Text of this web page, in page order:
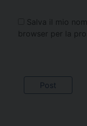
Salva il mio
browser per la